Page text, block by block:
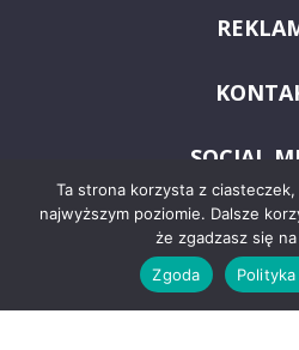
SOCIAL
Ta strona korzysta z
najwyższym poziomie. Dalsze
że zgadzasz się
Zgoda